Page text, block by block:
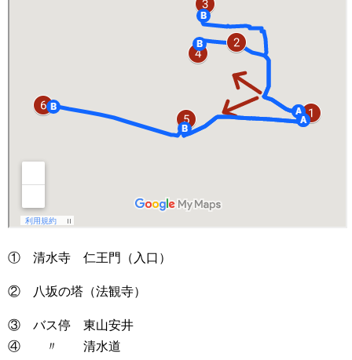
① 清水寺 仁王門（入口）
② 八坂の塔（法観寺）
③ バス停 東山安井
④ 〃 清水道